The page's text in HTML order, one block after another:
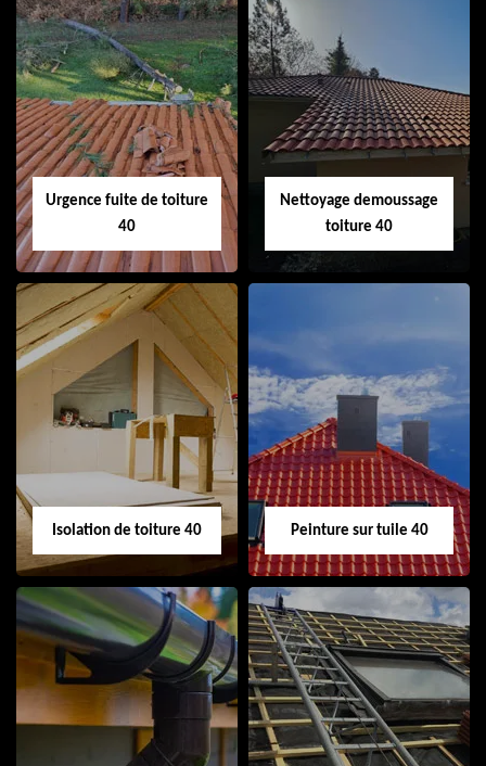
Couvreur 40
Ramonage de
cheminée 40
Urgence fuite de toiture
40
Urgence fuite de
toiture 40
Nettoyage demoussage
toiture 40
Nettoyage
demoussage
toiture 40
Isolation de toiture 40
Isolation de toiture
40
Peinture sur tuile 40
Peinture sur tuile
40